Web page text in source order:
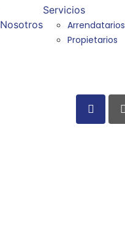
Nosotros
Servicios
Arrendatarios
Propietarios